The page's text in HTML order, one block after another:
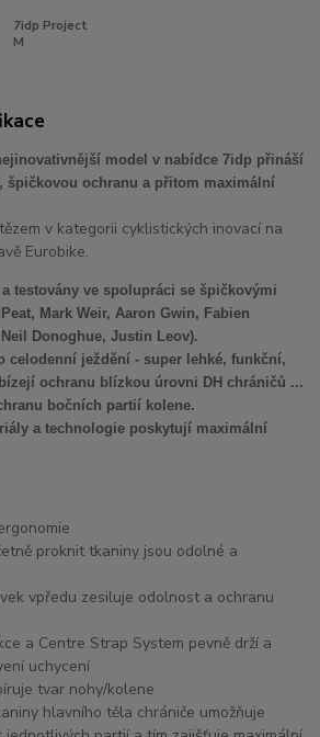
7idp Project
M
model v nabídce 7idp přináší
špičkovou ochranu a přitom maximální
v kategorii cyklistických inovací na
Eurobike.
testovány ve spolupráci se špičkovými
Mark Weir, Aaron Gwin, Fabien
Donoghue, Justin Leov).
celodenní ježdění - super lehké, funkční,
ochranu blízkou úrovni DH chráničů ...
bočních partií kolene.
a technologie poskytují maximální
proknit tkaniny jsou odolné a
vpředu zesiluje odolnost a ochranu
a Centre Strap System pevně drží a
uchycení
tvar nohy/kolene
hlavního těla chrániče umožňuje